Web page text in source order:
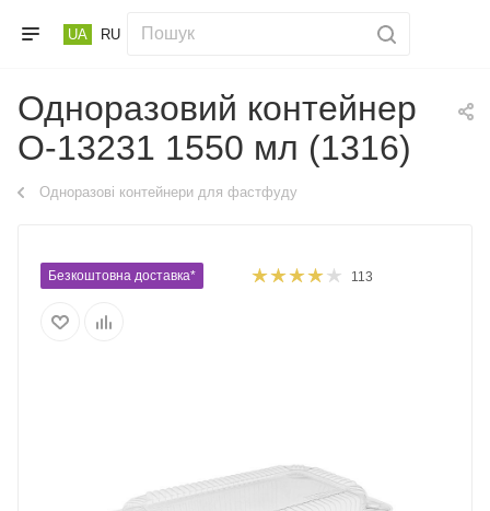
UA RU
Одноразовий контейнер
О-13231 1550 мл (1316)
Одноразові контейнери для фастфуду
Безкоштовна доставка* 113